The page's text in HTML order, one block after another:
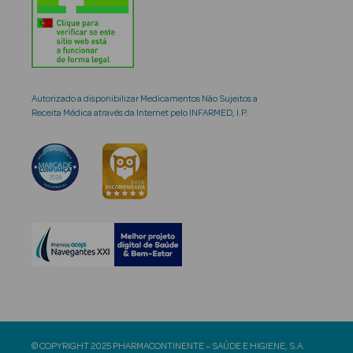
Autorizado a disponibilizar Medicamentos Não Sujeitos a
Receita Médica através da Internet pelo INFARMED, I.P.
© COPYRIGHT 2025 PHARMACONTINENTE – SAÚDE E HIGIENE, S.A.